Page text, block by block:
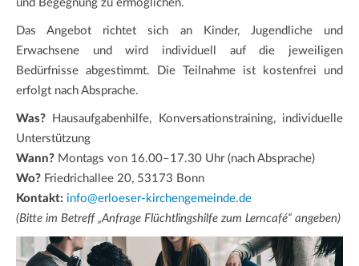
und Begegnung zu ermöglichen.
Das Angebot richtet sich an Kinder, Jugendliche und
Erwachsene und wird individuell auf die jeweiligen
Bedürfnisse abgestimmt. Die Teilnahme ist kostenfrei und
erfolgt nach Absprache.
Was? Hausaufgabenhilfe, Konversationstraining, individuelle
Unterstützung
Wann? Montags von 16.00–17.30 Uhr (nach Absprache)
Wo? Friedrichallee 20, 53173 Bonn
Kontakt: info@erloeser-kirchengemeinde.de
(Bitte im Betreff „Anfrage Flüchtlingshilfe zum Lerncafé“ angeben)